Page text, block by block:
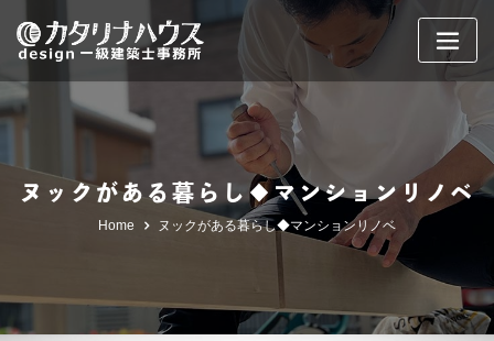
content
ヌックがある暮らし◆マンションリノベ
Home ヌックがある暮らし◆マンションリノベ